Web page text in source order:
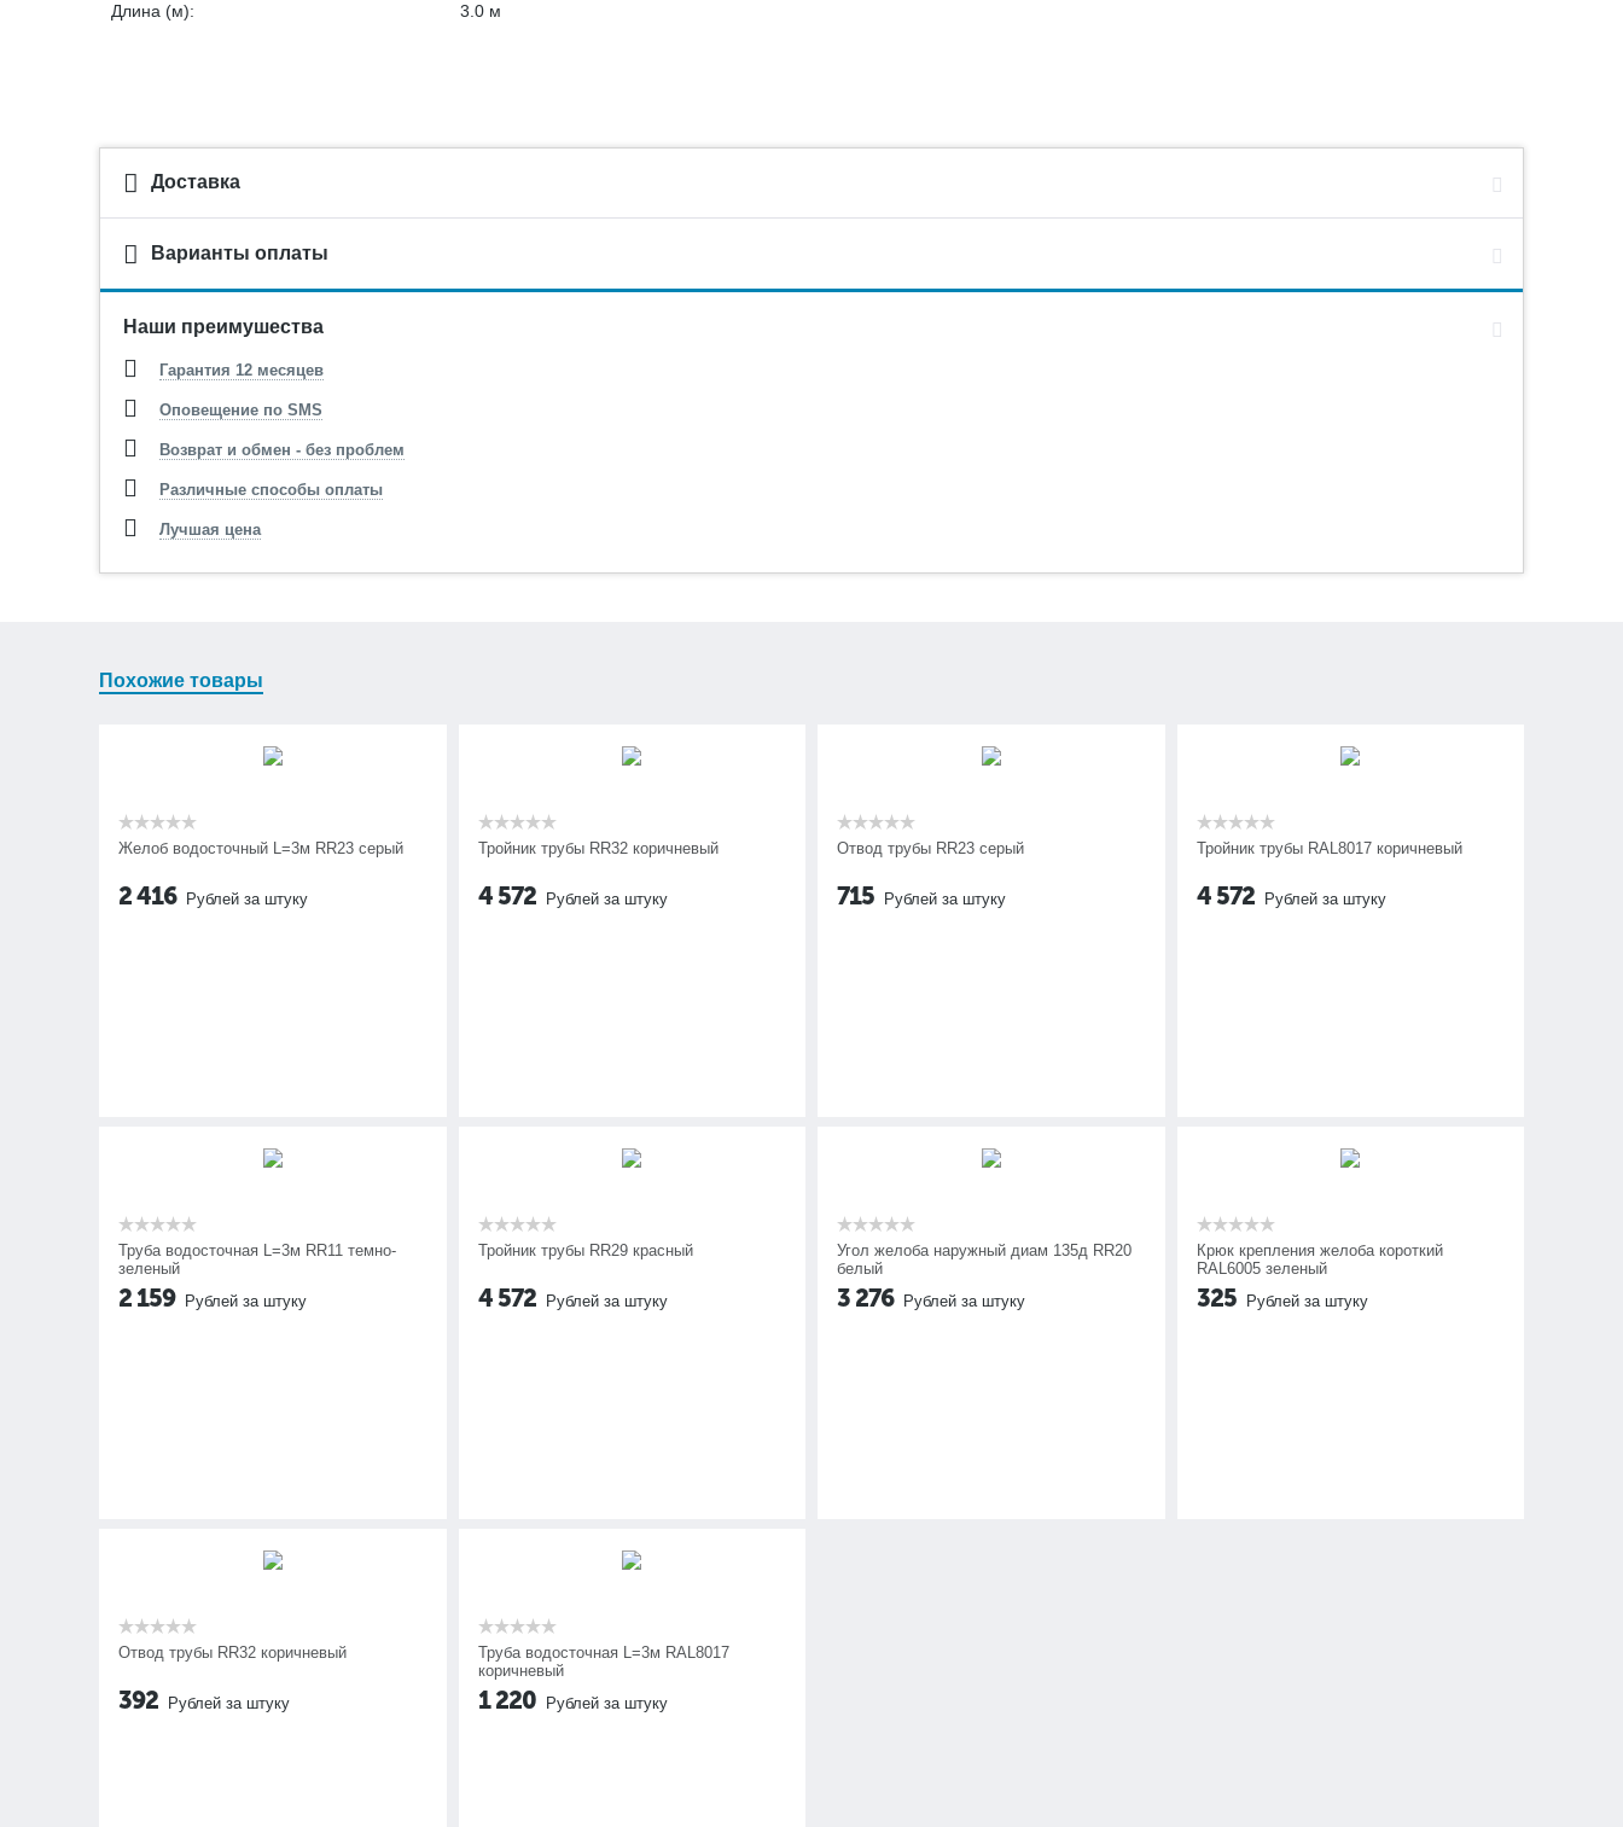
Длина (м): 3.0 м
Доставка
Варианты оплаты
Наши преимушества
Гарантия 12 месяцев
Оповещение по SMS
Возврат и обмен - без проблем
Различные способы оплаты
Лучшая цена
Похожие товары
Желоб водосточный L=3м RR23 серый
2 416 Рублей за штуку
Тройник трубы RR32 коричневый
4 572 Рублей за штуку
Отвод трубы RR23 серый
715 Рублей за штуку
Тройник трубы RAL8017 коричневый
4 572 Рублей за штуку
Труба водосточная L=3м RR11 темно-
зеленый
2 159 Рублей за штуку
Тройник трубы RR29 красный
4 572 Рублей за штуку
Угол желоба наружный диам 135д RR20
белый
3 276 Рублей за штуку
Крюк крепления желоба короткий
RAL6005 зеленый
325 Рублей за штуку
Отвод трубы RR32 коричневый
392 Рублей за штуку
Труба водосточная L=3м RAL8017
коричневый
1 220 Рублей за штуку